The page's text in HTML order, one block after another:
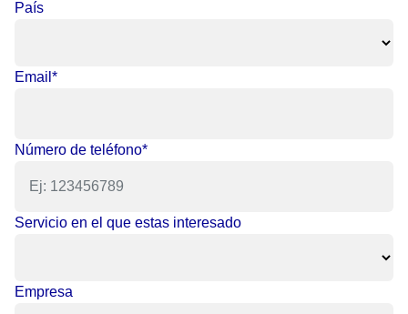
País
Email*
Número de teléfono*
Servicio en el que estas interesado
Empresa